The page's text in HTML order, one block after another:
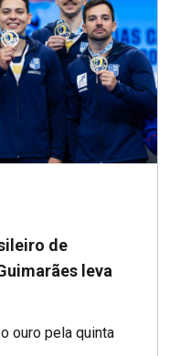
de
leva
ouro pela quinta